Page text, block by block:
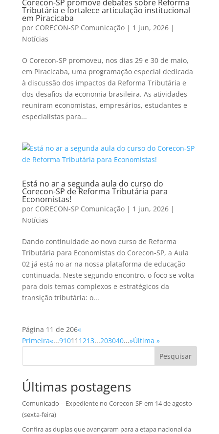
Corecon-SP promove debates sobre Reforma
Tributária e fortalece articulação institucional
em Piracicaba
por CORECON-SP Comunicação| 1 jun, 2026|
Notícias
O Corecon-SP promoveu, nos dias 29 e 30 de maio,
em Piracicaba, uma programação especial dedicada
à discussão dos impactos da Reforma Tributária e
dos desafios da economia brasileira. As atividades
reuniram economistas, empresários, estudantes e
especialistas para...
Está no ar a segunda aula do curso do
Corecon-SP de Reforma Tributária para
Economistas!
por CORECON-SP Comunicação| 1 jun, 2026|
Notícias
Dando continuidade ao novo curso de Reforma
Tributária para Economistas do Corecon-SP, a Aula
02 já está no ar na nossa plataforma de educação
continuada. Neste segundo encontro, o foco se volta
para dois temas complexos e estratégicos da
transição tributária: o...
Página 11 de 206«
Primeira«...91011 1213...203040...»Última »
Pesquisar
Últimas postagens
Comunicado – Expediente no Corecon-SP em 14 de agosto
(sexta-feira)
Confira as duplas que avançaram para a etapa nacional da